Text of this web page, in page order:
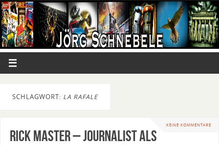
SCHLAGWORT: LA RAFALE
KEINE KOMMENTARE
Rick Master – Journalist als